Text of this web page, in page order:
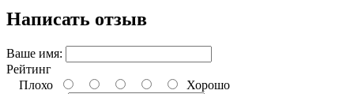
Написать отзыв
Ваше имя:
Рейтинг
Плохо
Хорошо